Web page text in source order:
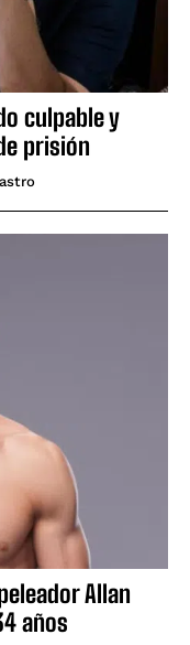
culpable y
prisión
Allan
años